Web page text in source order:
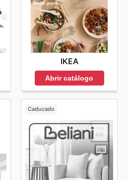
IKEA
Abrir catálogo
Caducado